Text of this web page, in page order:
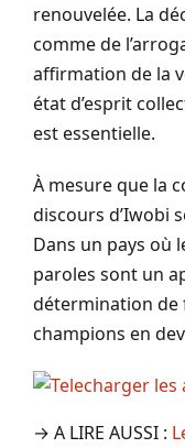
renouvelée. La
comme de
affirmation de la
état d’esprit
est essentielle.
À mesure que la
discours d’Iwobi
Dans un pays où
paroles sont un
détermination de
champions en
→ A LIRE AUSSI :